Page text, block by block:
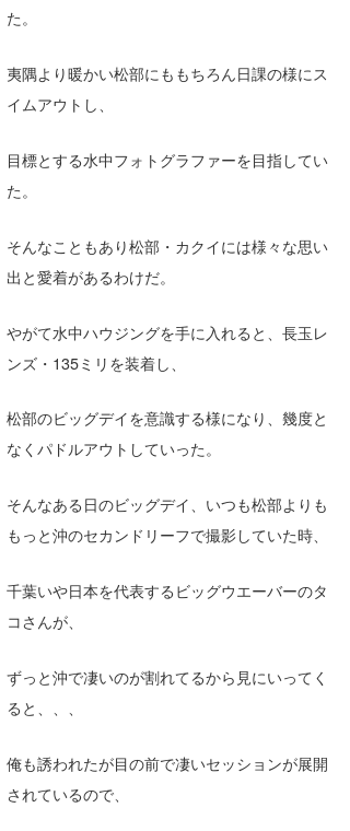
た。
夷隅より暖かい松部にももちろん日課の様にス
イムアウトし、
目標とする水中フォトグラファーを目指してい
た。
そんなこともあり松部・カクイには様々な思い
出と愛着があるわけだ。
やがて水中ハウジングを手に入れると、長玉レ
ンズ・135ミリを装着し、
松部のビッグデイを意識する様になり、幾度と
なくパドルアウトしていった。
そんなある日のビッグデイ、いつも松部よりも
もっと沖のセカンドリーフで撮影していた時、
千葉いや日本を代表するビッグウエーバーのタ
コさんが、
ずっと沖で凄いのが割れてるから見にいってく
ると、、、
俺も誘われたが目の前で凄いセッションが展開
されているので、